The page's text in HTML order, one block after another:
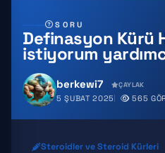
SORU
Definasyon Kürü
istiyorum
berkewi7 ÇAYLAK
5 ŞUBAT 2025 565
Steroidler ve Steroid Kürleri